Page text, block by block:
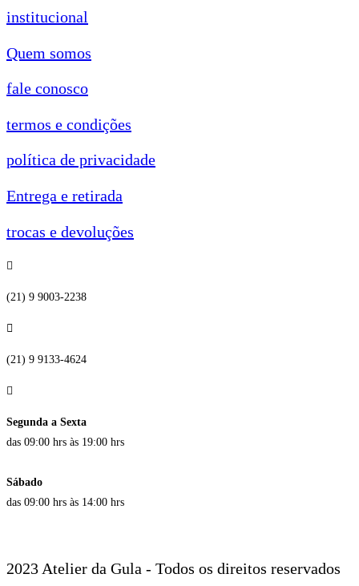
institucional
Quem somos
fale conosco
termos e condições
política de privacidade
Entrega e retirada
trocas e devoluções
(21) 9 9003-2238
(21) 9 9133-4624
Segunda a Sexta
das 09:00 hrs às 19:00 hrs
Sábado
das 09:00 hrs às 14:00 hrs
2023 Atelier da Gula - Todos os direitos reservados